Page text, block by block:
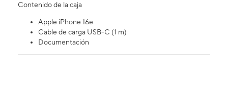
Contenido de la caja
Apple iPhone 16e
Cable de carga USB-C (1 m)
Documentación